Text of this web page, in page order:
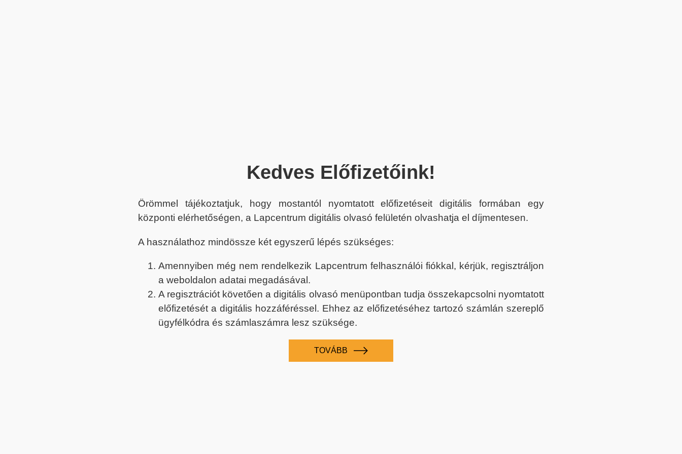
Kedves Előfizetőink!
Örömmel tájékoztatjuk, hogy mostantól nyomtatott előfizetéseit digitális formában egy
központi elérhetőségen, a Lapcentrum digitális olvasó felületén olvashatja el díjmentesen.
A használathoz mindössze két egyszerű lépés szükséges:
Amennyiben még nem rendelkezik Lapcentrum felhasználói fiókkal, kérjük, regisztráljon
a weboldalon adatai megadásával.
A regisztrációt követően a digitális olvasó menüpontban tudja összekapcsolni nyomtatott
előfizetését a digitális hozzáféréssel. Ehhez az előfizetéséhez tartozó számlán szereplő
ügyfélkódra és számlaszámra lesz szüksége.
TOVÁBB